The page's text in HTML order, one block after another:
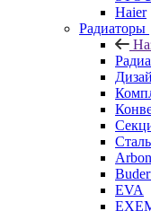
Haier
Радиаторы
EVA